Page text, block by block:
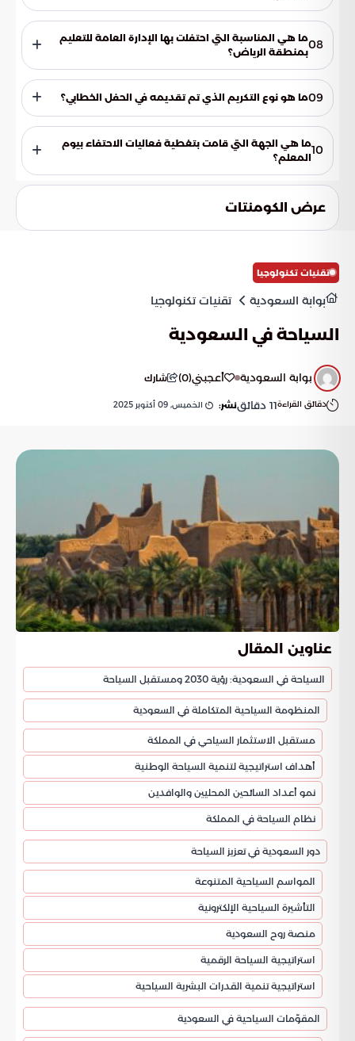
الإدارة الموهوبين.
08ما هي المناسبة التي احتفلت بها الإدارة العامة للتعليم
بمنطقة الرياض؟
للمعلم.09ما هو نوع التكريم الذي تم تقديمه في الحفل الخطابي؟
المعلم.
10ما هي الجهة التي قامت بتغطية فعاليات الاحتفاء بيوم
المعلم؟
عرض الكومنتات
تقنيات تكنولوجيا
بوابة السعودية تقنيات تكنولوجيا
السياحة في السعودية
بوابة السعودية أعجبني(
0
) شارك
دقائق القراءة11 دقائقنشر: الخميس, 09 أكتوبر 2025
عناوين المقال
السياحة في السعودية: رؤية 2030 ومستقبل السياحة
المنظومة السياحية المتكاملة في السعودية
مستقبل الاستثمار السياحي في المملكة
أهداف استراتيجية لتنمية السياحة الوطنية
نمو أعداد السائحين المحليين والوافدين
نظام السياحة في المملكة
دور السعودية في تعزيز السياحة
المواسم السياحية المتنوعة
التأشيرة السياحية الإلكترونية
منصة روح السعودية
استراتيجية السياحة الرقمية
استراتيجية تنمية القدرات البشرية السياحية
المقوّمات السياحية في السعودية